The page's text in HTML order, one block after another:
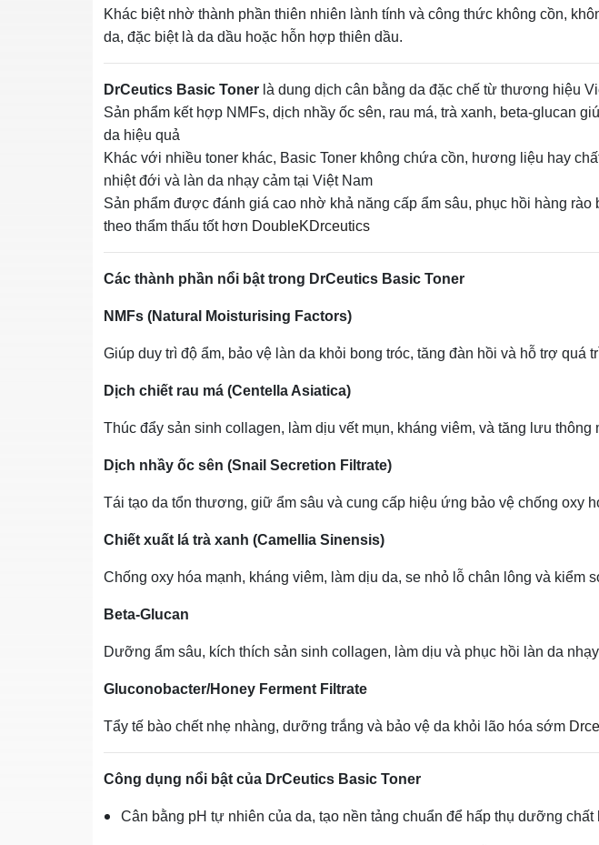
Khác biệt nhờ thành phần thiên nhiên lành tính và công thức không cồn,
da, đặc biệt là da dầu hoặc hỗn hợp thiên dầu.
DrCeutics Basic Toner là dung dịch cân bằng da đặc chế từ thương hiệu
Sản phẩm kết hợp NMFs, dịch nhầy ốc sên, rau má, trà xanh, beta‑glucan
da hiệu quả
Khác với nhiều toner khác, Basic Toner không chứa cồn, hương liệu hay
nhiệt đới và làn da nhạy cảm tại Việt Nam
Sản phẩm được đánh giá cao nhờ khả năng cấp ẩm sâu, phục hồi hàng
theo thẩm thấu tốt hơn DoubleKDrceutics
Các thành phần nổi bật trong DrCeutics Basic Toner
NMFs (Natural Moisturising Factors)
Giúp duy trì độ ẩm, bảo vệ làn da khỏi bong tróc, tăng đàn hồi và hỗ trợ quá
Dịch chiết rau má (Centella Asiatica)
Thúc đẩy sản sinh collagen, làm dịu vết mụn, kháng viêm, và tăng lưu thông
Dịch nhầy ốc sên (Snail Secretion Filtrate)
Tái tạo da tổn thương, giữ ẩm sâu và cung cấp hiệu ứng bảo vệ chống oxy
Chiết xuất lá trà xanh (Camellia Sinensis)
Chống oxy hóa mạnh, kháng viêm, làm dịu da, se nhỏ lỗ chân lông và kiểm
Beta‑Glucan
Dưỡng ẩm sâu, kích thích sản sinh collagen, làm dịu và phục hồi làn da
Gluconobacter/Honey Ferment Filtrate
Tẩy tế bào chết nhẹ nhàng, dưỡng trắng và bảo vệ da khỏi lão hóa sớm
Công dụng nổi bật của DrCeutics Basic Toner
Cân bằng pH tự nhiên của da, tạo nền tảng chuẩn để hấp thụ dưỡng chất